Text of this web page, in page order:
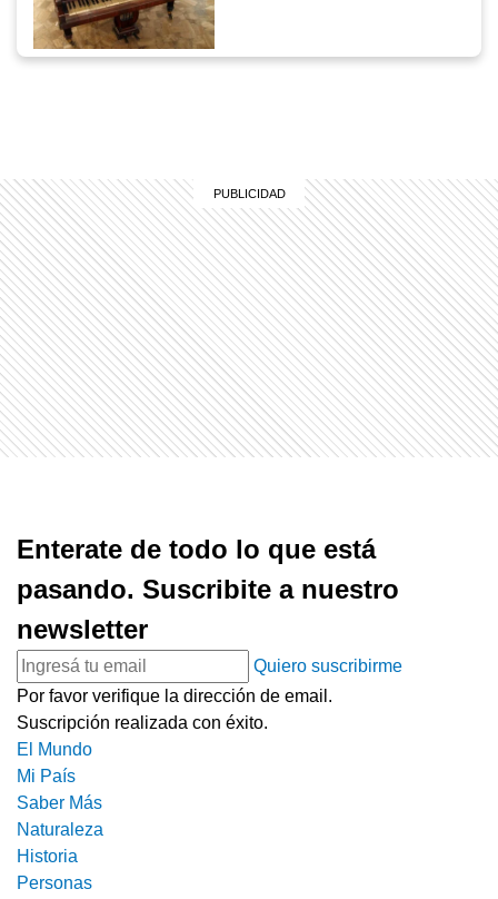
Enterate de todo lo que está
pasando. Suscribite a nuestro
newsletter
Quiero suscribirme
Por favor verifique la dirección de email.
Suscripción realizada con éxito.
El Mundo
Mi País
Saber Más
Naturaleza
Historia
Personas